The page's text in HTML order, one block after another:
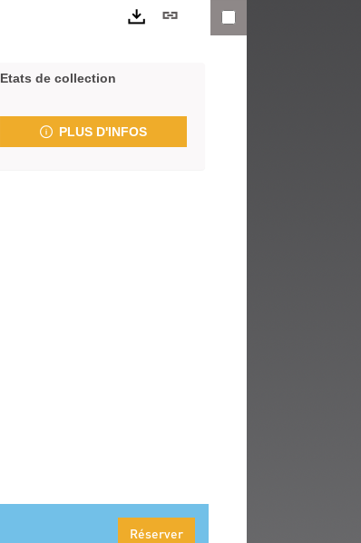
Lien
Etats de collection
PLUS D'INFOS
Réserver